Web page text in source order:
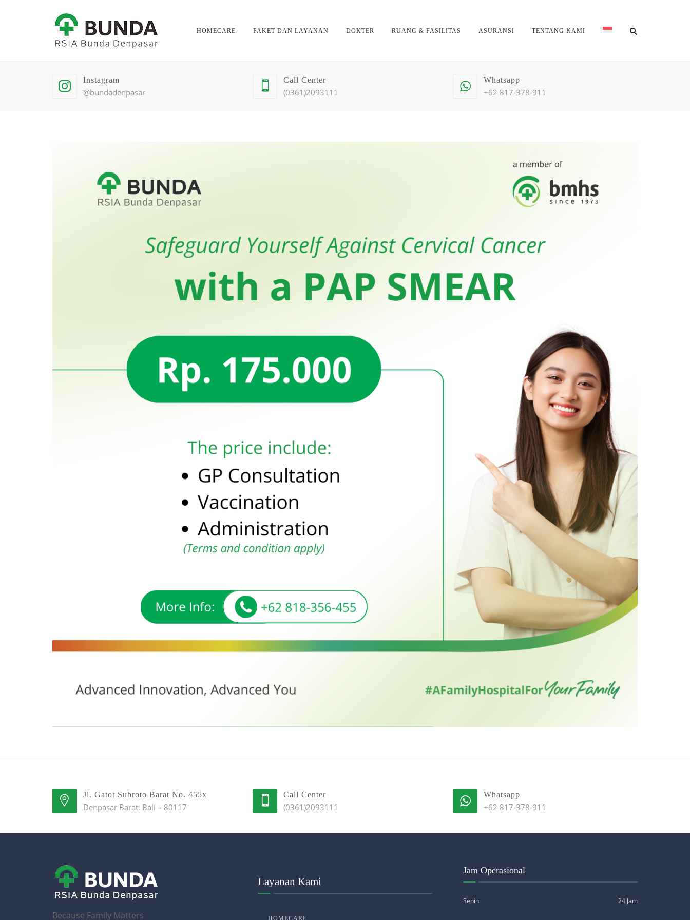
HOMECARE PAKET DAN LAYANAN DOKTER RUANG & FASILITAS ASURANSI TENTANG KAMI
Instagram
@bundadenpasar
Call Center
(0361)2093111
Whatsapp
+62 817-378-911
Jl. Gatot Subroto Barat No. 455x
Denpasar Barat, Bali – 80117
Call Center
(0361)2093111
Whatsapp
+62 817-378-911
Because Family Matters
Layanan Kami
HOMECARE
Jam Operasional
Senin 24 Jam